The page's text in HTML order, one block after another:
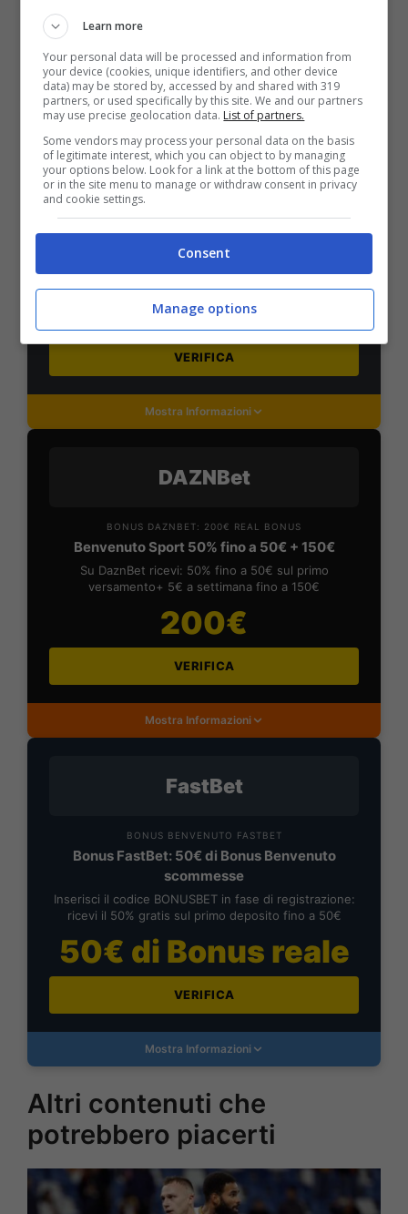
Mostra Informazioni
PlanetWin365
BONUS PLANETWIN365: FINO A 2050€
Planetwin365: 2050€ per sport e scommesse
in Bonus Scommesse + 100% fino a 50€ in Bonus
Sport
2050€
VERIFICA
Mostra Informazioni
DAZNBet
BONUS DAZNBET: 200€ REAL BONUS
Benvenuto Sport 50% fino a 50€ + 150€
Su DaznBet ricevi: 50% fino a 50€ sul primo
versamento+ 5€ a settimana fino a 150€
200€
VERIFICA
Mostra Informazioni
FastBet
BONUS BENVENUTO FASTBET
Bonus FastBet: 50€ di Bonus Benvenuto
scommesse
Inserisci il codice BONUSBET in fase di registrazione:
ricevi il 50% gratis sul primo deposito fino a 50€
50€ di Bonus reale
VERIFICA
Mostra Informazioni
Altri contenuti che
potrebbero piacerti
Learn more
Your personal data will be processed and information from
your device (cookies, unique identifiers, and other device
data) may be stored by, accessed by and shared with 319
partners, or used specifically by this site. We and our partners
may use precise geolocation data. List of partners.
Some vendors may process your personal data on the basis
of legitimate interest, which you can object to by managing
your options below. Look for a link at the bottom of this page
or in the site menu to manage or withdraw consent in privacy
and cookie settings.
Consent
Manage options